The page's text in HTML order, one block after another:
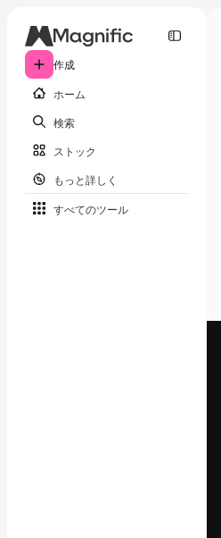
作成
ホーム
検索
ストック
もっと詳しく
すべてのツール